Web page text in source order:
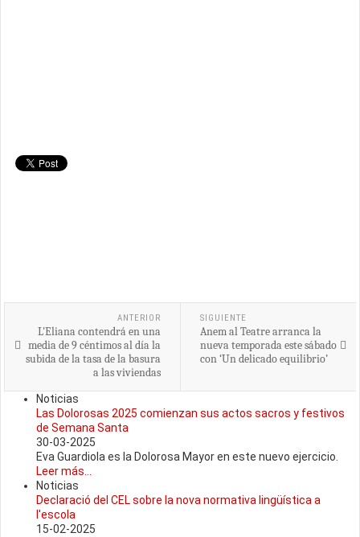
ANTERIOR
L'Eliana contendrá en una
media de 9 céntimos al día la
subida de la tasa de la basura
a las viviendas
SIGUIENTE
Anem al Teatre arranca la
nueva temporada este sábado
con ‘Un delicado equilibrio’
Noticias
Las Dolorosas 2025 comienzan sus actos sacros y festivos
de Semana Santa
30-03-2025
Eva Guardiola es la Dolorosa Mayor en este nuevo ejercicio.
Leer más...
Noticias
Declaració del CEL sobre la nova normativa lingüística a
l'escola
15-02-2025